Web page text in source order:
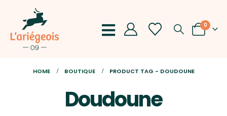
0
HOME BOUTIQUE PRODUCT TAG - DOUDOUNE
Doudoune